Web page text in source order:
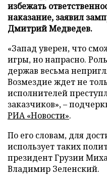
избежать
наказание, заявил
Дмитрий Медведев.
«Запад уверен, что
игры, но напрасно.
держав весьма
Возмездие ждет не
исполнителей
заказчиков», –
РИА «Новости».
По его словам, для
использует таких
президент Грузии
Владимир Зеленский.